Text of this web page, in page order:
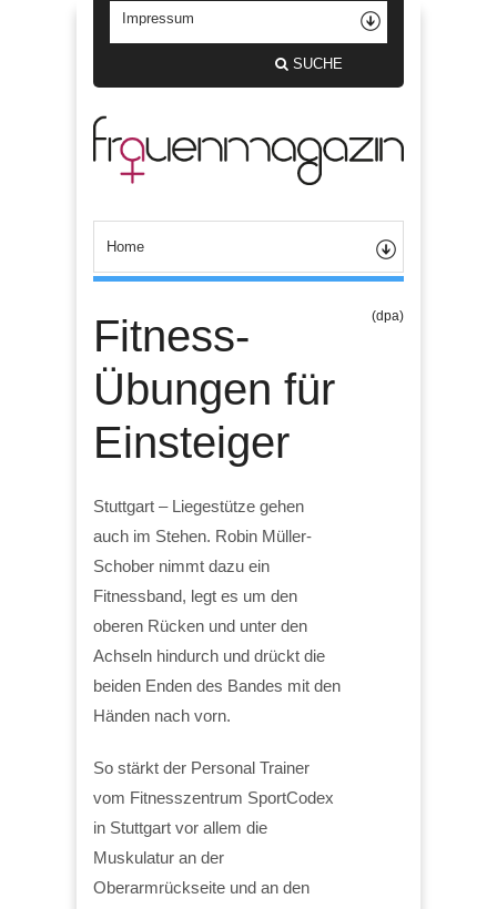
SUCHE
Fitness-
Übungen für
Einsteiger
(dpa)
Stuttgart – Liegestütze gehen
auch im Stehen. Robin Müller-
Schober nimmt dazu ein
Fitnessband, legt es um den
oberen Rücken und unter den
Achseln hindurch und drückt die
beiden Enden des Bandes mit den
Händen nach vorn.
So stärkt der Personal Trainer
vom Fitnesszentrum SportCodex
in Stuttgart vor allem die
Muskulatur an der
Oberarmrückseite und an den